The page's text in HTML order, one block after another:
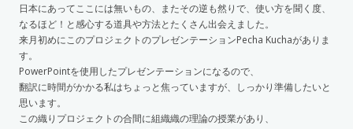
日本にあってここには無いもの、またその逆も然りで、使い方を聞く度、
なるほど！と感心する道具や方法とたくさん出会えました。
来月初めにこのプロジェクトのプレゼンテーションPecha Kuchaがありま
す。
PowerPointを使用したプレゼンテーションになるので、
翻訳に時間がかかる私はちょっと焦っていますが、しっかり準備したいと
思います。
この織りプロジェクトの合間に組織織の理論の授業があり、